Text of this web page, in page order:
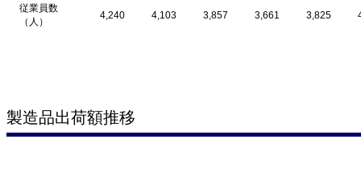
従業員数
（人）
4,240 4,103 3,857 3,661 3,825
製造品出荷額推移